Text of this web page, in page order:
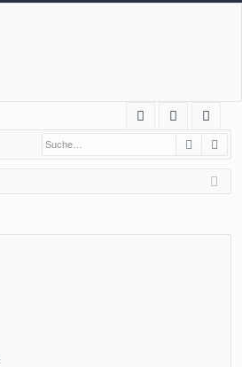
Q
m
el
eg
ist
rie
Suche